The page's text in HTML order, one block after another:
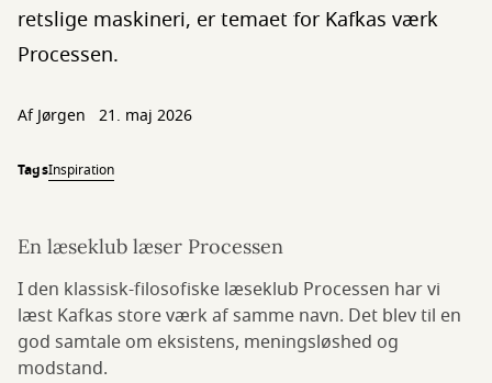
retslige maskineri, er temaet for Kafkas værk
Processen.
AfJørgen 21. maj 2026
TagsInspiration
En læseklub læser Processen
I den klassisk-filosofiske læseklub Processen har vi
læst Kafkas store værk af samme navn. Det blev til en
god samtale om eksistens, meningsløshed og
modstand.